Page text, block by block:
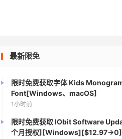
最新限免
限时免费获取字体 Kids
Font[Windows、macOS]
1小时前
限时免费获取 IObit Software
个月授权][Windows][$12.97→0]